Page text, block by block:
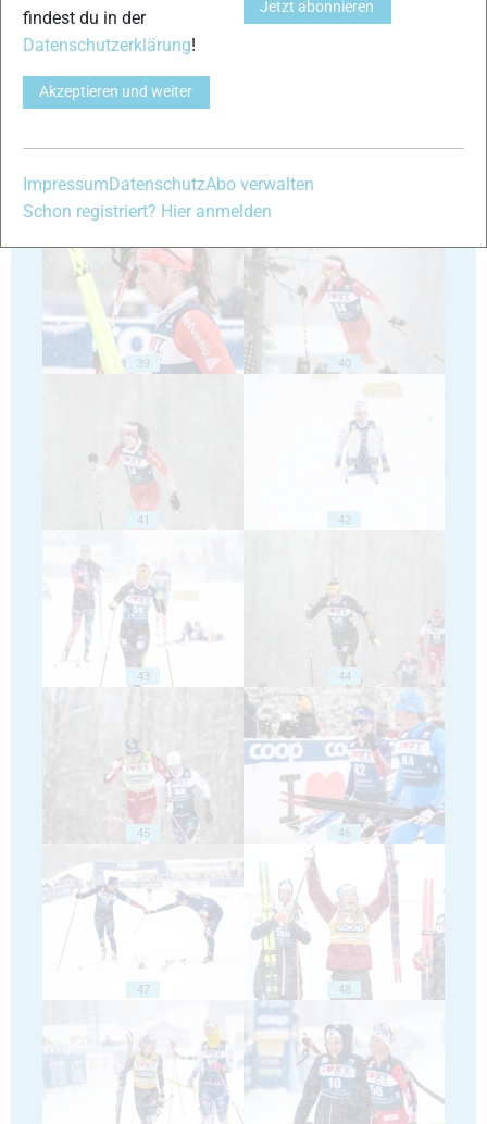
35
37
39 40
41 42
43 44
45 46
47 48
findest du in der
Datenschutzerklärung!
Akzeptieren und weiter
Jetzt abonnieren
Impressum DatenschutzAbo verwalten
Schon registriert? Hier anmelden